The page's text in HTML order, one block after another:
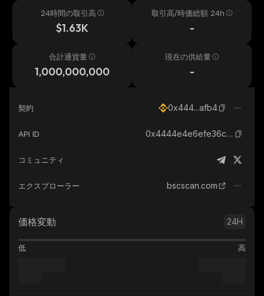
24時間の取引高
$1.63K
取引高/時価総額 24h
-
合計通貨量
1,000,000,000
現在の供給量
-
契約 0x444...afb4
API ID 0x4444e4e6efe36c2d6581db03ffb3dd60f503afb4_binance_smart
コミュニティ
エクスプローラー bscscan.com
価格変動 24H
低 高